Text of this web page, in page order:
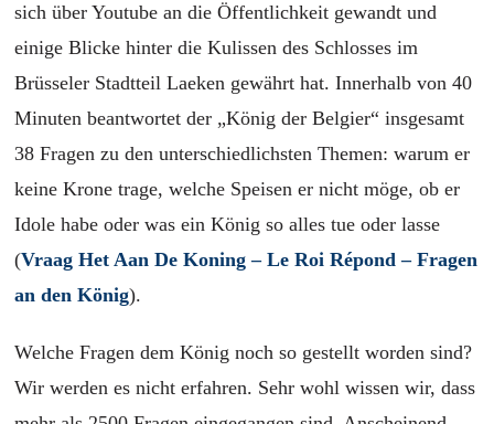
sich über Youtube an die Öffentlichkeit gewandt und
einige Blicke hinter die Kulissen des Schlosses im
Brüsseler Stadtteil Laeken gewährt hat. Innerhalb von 40
Minuten beantwortet der „König der Belgier“ insgesamt
38 Fragen zu den unterschiedlichsten Themen: warum er
keine Krone trage, welche Speisen er nicht möge, ob er
Idole habe oder was ein König so alles tue oder lasse
(Vraag Het Aan De Koning – Le Roi Répond – Fragen
an den König).
Welche Fragen dem König noch so gestellt worden sind?
Wir werden es nicht erfahren. Sehr wohl wissen wir, dass